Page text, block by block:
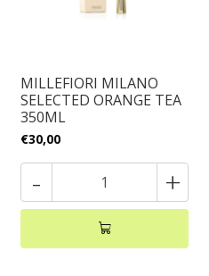
MILLEFIORI MILANO
SELECTED ORANGE TEA
350ML
€30,00
- +